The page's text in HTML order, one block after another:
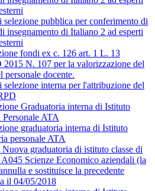
selezione pubblica per conferimento di
insegnamento di Italiano 2 ad esperti
fondi ex c. 126 art. 1 L. 13
N. 107 per la valorizzazione del
personale docente.
selezione interna per l'attribuzione del
Graduatoria interna di Istituto
ATA
graduatoria interna di Istituto
personale ATA
graduatoria di istituto classe di
Scienze Economico aziendali (la
e sostituisce la precedente
il 04/05/2018